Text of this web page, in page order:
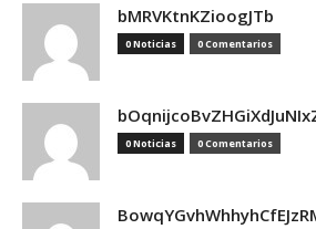
bMRVKtnKZioogJTb
0 Noticias 0 Comentarios
0 Noticias 0 Comentarios